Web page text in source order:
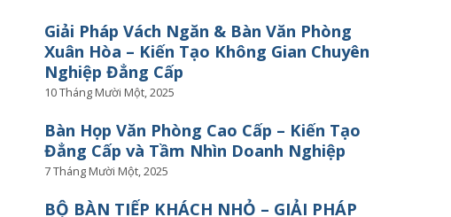
Giải Pháp Vách Ngăn & Bàn Văn Phòng
Xuân Hòa – Kiến Tạo Không Gian Chuyên
Nghiệp Đẳng Cấp
10 Tháng Mười Một, 2025
Bàn Họp Văn Phòng Cao Cấp – Kiến Tạo
Đẳng Cấp và Tầm Nhìn Doanh Nghiệp
7 Tháng Mười Một, 2025
BỘ BÀN TIẾP KHÁCH NHỎ – GIẢI PHÁP